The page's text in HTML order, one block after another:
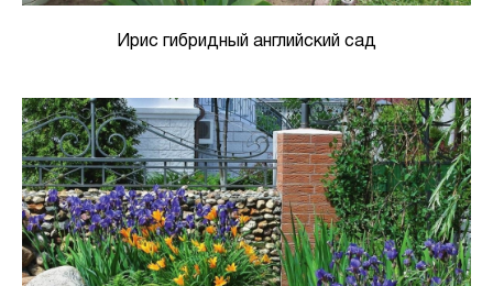
Ирис гибридный английский сад